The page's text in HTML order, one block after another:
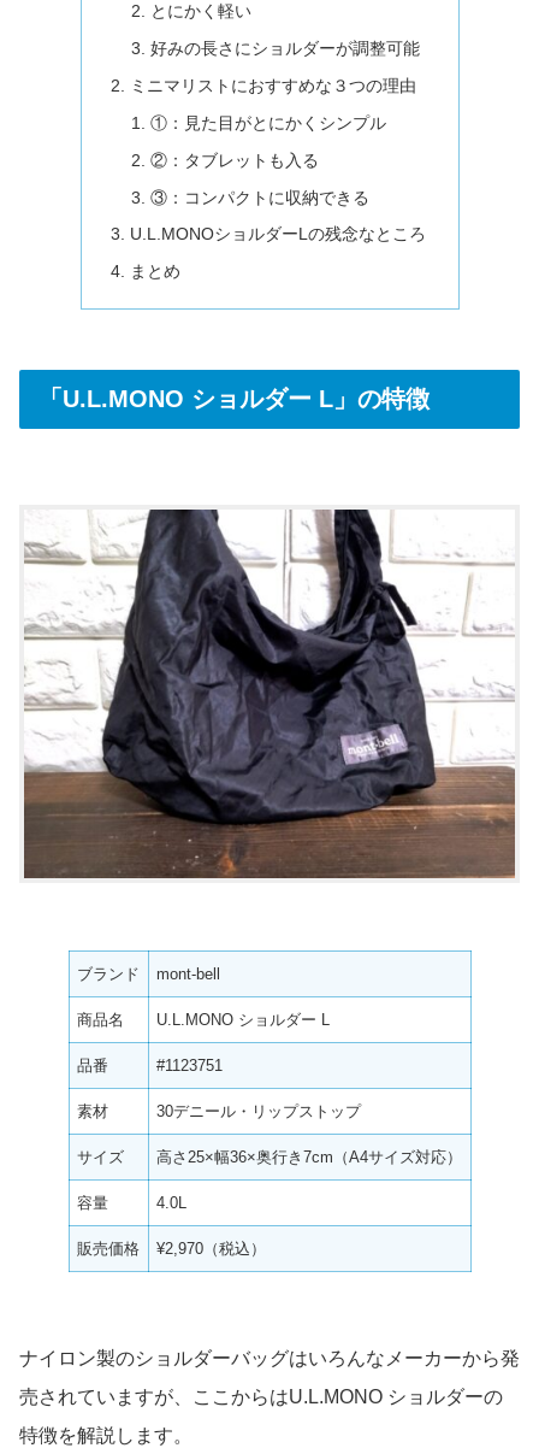
とにかく軽い
好みの長さにショルダーが調整可能
ミニマリストにおすすめな３つの理由
①：見た目がとにかくシンプル
②：タブレットも入る
③：コンパクトに収納できる
U.L.MONOショルダーLの残念なところ
まとめ
「U.L.MONO ショルダー L」の特徴
ブランド mont-bell
商品名 U.L.MONO ショルダー L
品番 #1123751
素材 30デニール・リップストップ
サイズ 高さ25×幅36×奥行き7cm（A4サイズ対応）
容量 4.0L
販売価格 ¥2,970（税込）
ナイロン製のショルダーバッグはいろんなメーカーから発
売されていますが、ここからはU.L.MONO ショルダーの
特徴を解説します。